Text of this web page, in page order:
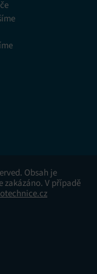
Obsah je
zakázáno. V případě